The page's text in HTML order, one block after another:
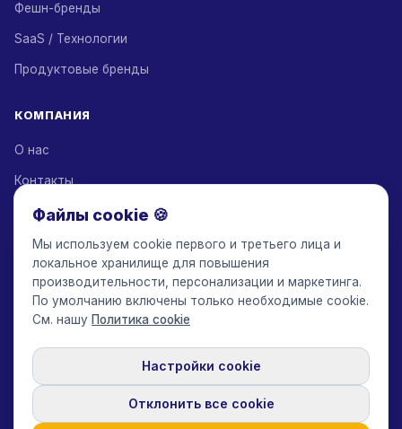
Фешн-бренды
SaaS / Технологии
Продуктовые бренды
КОМПАНИЯ
О нас
Контакты
Партнеры по решениям
Партнерская программа
Тарифы
Keepface for AI
© 2017-2026 Keepface Global, Inc.
Политика конфиденциальности
Пользовательское соглашение
Политика cookie· Настройки cookie
Файлы cookie 🍪
Мы используем cookie первого и третьего лица и
локальное хранилище для повышения
производительности, персонализации и маркетинга.
По умолчанию включены только необходимые cookie.
См. нашу Политика cookie
Настройки cookie
Отклонить все cookie